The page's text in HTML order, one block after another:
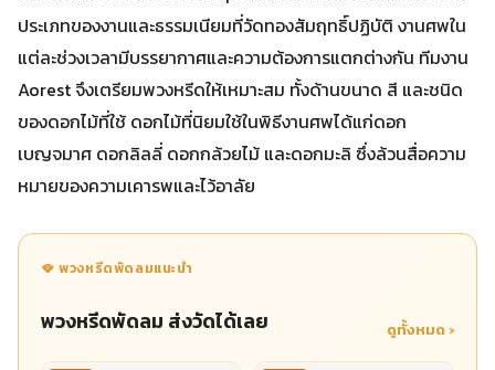
ประเภทของงานและธรรมเนียมที่วัดทองสัมฤทธิ์ปฏิบัติ งานศพใน
แต่ละช่วงเวลามีบรรยากาศและความต้องการแตกต่างกัน ทีมงาน
Aorest จึงเตรียมพวงหรีดให้เหมาะสม ทั้งด้านขนาด สี และชนิด
ของดอกไม้ที่ใช้ ดอกไม้ที่นิยมใช้ในพิธีงานศพได้แก่ดอก
เบญจมาศ ดอกลิลลี่ ดอกกล้วยไม้ และดอกมะลิ ซึ่งล้วนสื่อความ
หมายของความเคารพและไว้อาลัย
🪭 พวงหรีดพัดลมแนะนำ
พวงหรีดพัดลม ส่งวัดได้เลย ดูทั้งหมด ›